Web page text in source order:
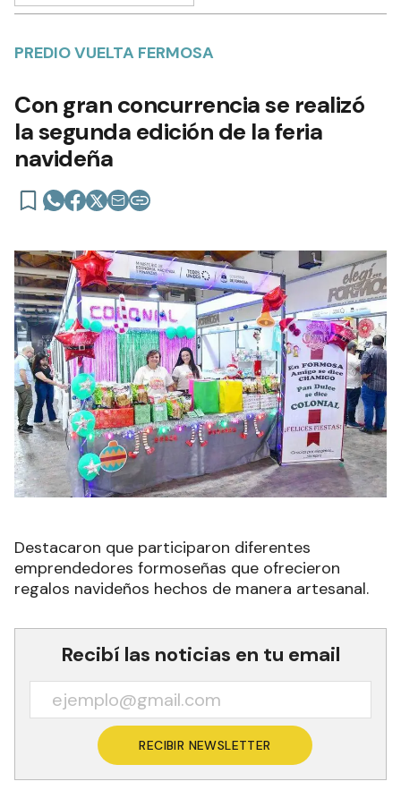
PREDIO VUELTA FERMOSA
Con gran concurrencia se realizó
la segunda edición de la feria
navideña
Destacaron que participaron diferentes
emprendedores formoseñas que ofrecieron
regalos navideños hechos de manera artesanal.
Recibí las noticias en tu email
RECIBIR NEWSLETTER